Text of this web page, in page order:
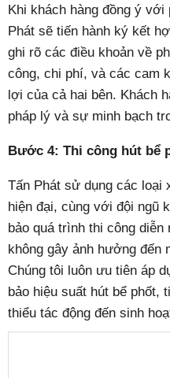
Khi khách hàng đồng ý
Phát sẽ tiến hành ký kết
ghi rõ các điều khoản về
công, chi phí, và các cam
lợi của cả hai bên. Khách
pháp lý và sự minh bạch
Bước 4: Thi công hút bể
Tấn Phát sử dụng các loại
hiện đại, cùng với đội ngũ
bảo quá trình thi công
không gây ảnh hưởng đến
Chúng tôi luôn ưu tiên áp
bảo hiệu suất hút bể phốt,
thiểu tác động đến sinh